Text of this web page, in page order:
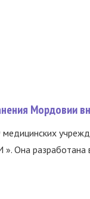
Мордовии
Она разработана